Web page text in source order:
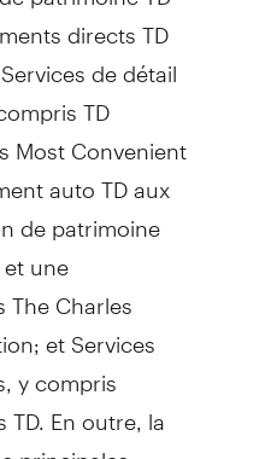
directs TD
de détail
TD
Most Convenient
auto TD aux
depatrimoine
une
Charles
et Services
y compris
En outre, la